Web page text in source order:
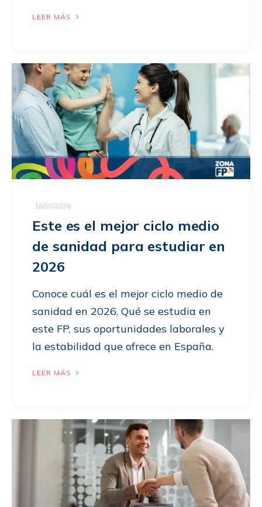
LEER MÁS
16/03/2026
Este es el mejor ciclo medio
de sanidad para estudiar en
2026
Conoce cuál es el mejor ciclo medio de
sanidad en 2026. Qué se estudia en
este FP, sus oportunidades laborales y
la estabilidad que ofrece en España.
LEER MÁS